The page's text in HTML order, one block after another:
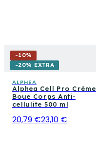
-10%
-20% EXTRA
ALPHEA
Alphea Cell Pro Crème
Boue Corps Anti-
cellulite 500 ml
20,79 €23,10 €